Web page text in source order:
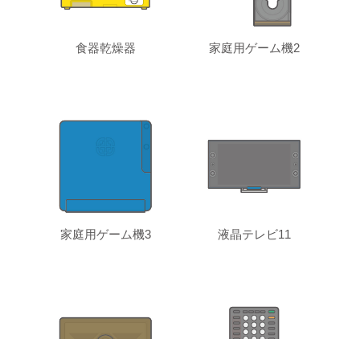
食器乾燥器 家庭用ゲーム機2
家庭用ゲーム機3 液晶テレビ11